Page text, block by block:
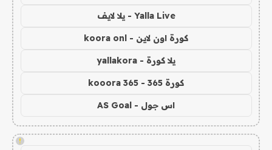
Yalla Live - يلا لايف
كورة اون لاين - koora onl
يلا كورة - yallakora
كورة 365 - kooora 365
اس جول - AS Goal
!